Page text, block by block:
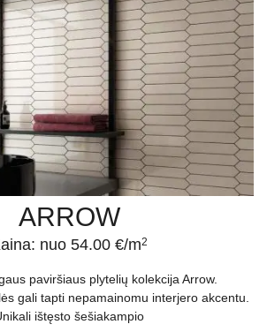
ARROW
nuo 54.00 €/m2
paviršiaus plytelių kolekcija Arrow.
gali tapti nepamainomu interjero akcentu.
ištęsto šešiakampio